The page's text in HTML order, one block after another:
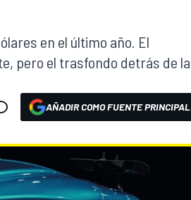
en el último año. El
pero el trasfondo detrás de la
AÑADIR COMO FUENTE PRINCIPAL